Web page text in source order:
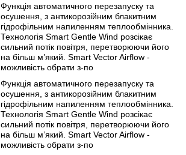
Функція автоматичного перезапуску та
осушення, з антикорозійним блакитним
гідрофільним напиленням теплообмінника.
Технологія Smart Gentle Wind розсікає
сильний потік повітря, перетворюючи його
на більш м’який. Smart Vector Airflow -
можливість обрати з-по
Функція автоматичного перезапуску та
осушення, з антикорозійним блакитним
гідрофільним напиленням теплообмінника.
Технологія Smart Gentle Wind розсікає
сильний потік повітря, перетворюючи його
на більш м’який. Smart Vector Airflow -
можливість обрати з-по